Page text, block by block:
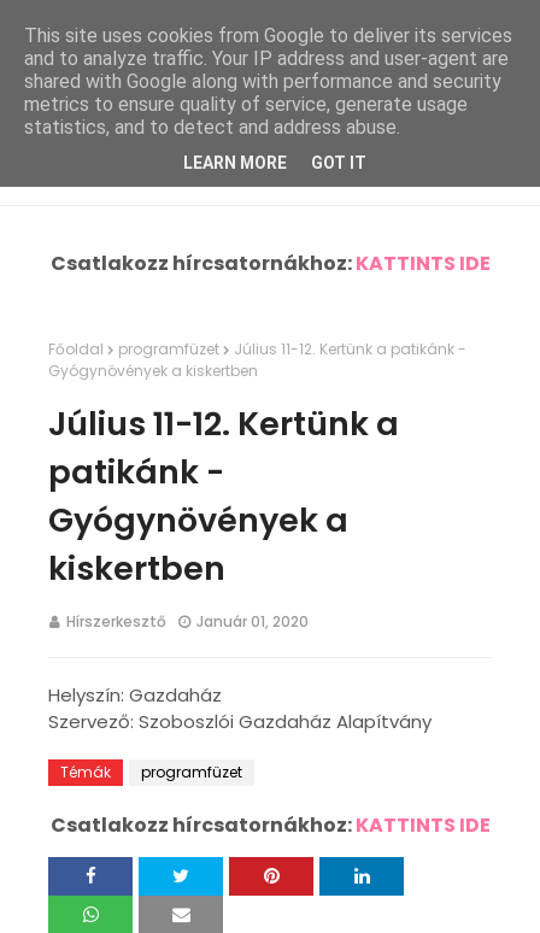
Csatlakozz hírcsatornákhoz:KATTINTS IDE
Főoldal programfüzet
Július 11-12. Kertünk a patikánk -
Gyógynövények a kiskertben
Július 11-12. Kertünk a
patikánk -
Gyógynövények a
kiskertben
Hírszerkesztő Január 01, 2020
Helyszín: Gazdaház
Szervező: Szoboszlói Gazdaház Alapítvány
Témák programfüzet
Csatlakozz hírcsatornákhoz:KATTINTS IDE
This site uses cookies from Google to deliver its services
and to analyze traffic. Your IP address and user-agent are
shared with Google along with performance and security
metrics to ensure quality of service, generate usage
statistics, and to detect and address abuse.
LEARN MORE GOT IT